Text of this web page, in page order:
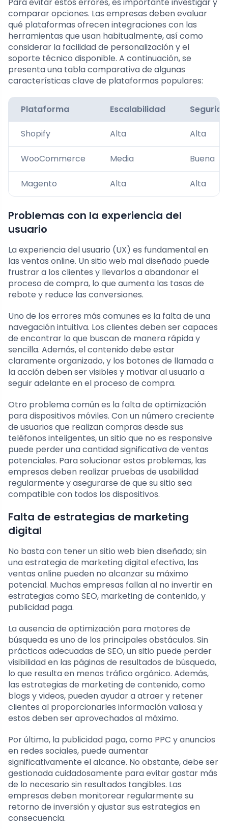
comparar opciones. Las empresas deben evaluar
qué plataformas ofrecen integraciones con las
herramientas que usan habitualmente, así como
considerar la facilidad de personalización y el
soporte técnico disponible. A continuación, se
presenta una tabla comparativa de algunas
características clave de plataformas populares:
Plataforma Escalabilidad
Shopify Alta Alta
WooCommerce Media Buena
Magento Alta Alta
Problemas con la experiencia del
usuario
La experiencia del usuario (UX) es fundamental en
las ventas online. Un sitio web mal diseñado puede
frustrar a los clientes y llevarlos a abandonar el
proceso de compra, lo que aumenta las tasas de
rebote y reduce las conversiones.
Uno de los errores más comunes es la falta de una
navegación intuitiva. Los clientes deben ser capaces
de encontrar lo que buscan de manera rápida y
sencilla. Además, el contenido debe estar
claramente organizado, y los botones de llamada a
la acción deben ser visibles y motivar al usuario a
seguir adelante en el proceso de compra.
Otro problema común es la falta de optimización
para dispositivos móviles. Con un número creciente
de usuarios que realizan compras desde sus
teléfonos inteligentes, un sitio que no es responsive
puede perder una cantidad significativa de ventas
potenciales. Para solucionar estos problemas, las
empresas deben realizar pruebas de usabilidad
regularmente y asegurarse de que su sitio sea
compatible con todos los dispositivos.
Falta de estrategias de marketing
digital
No basta con tener un sitio web bien diseñado; sin
una estrategia de marketing digital efectiva, las
ventas online pueden no alcanzar su máximo
potencial. Muchas empresas fallan al no invertir en
estrategias como SEO, marketing de contenido, y
publicidad paga.
La ausencia de optimización para motores de
búsqueda es uno de los principales obstáculos. Sin
prácticas adecuadas de SEO, un sitio puede perder
visibilidad en las páginas de resultados de búsqueda,
lo que resulta en menos tráfico orgánico. Además,
las estrategias de marketing de contenido, como
blogs y videos, pueden ayudar a atraer y retener
clientes al proporcionarles información valiosa y
estos deben ser aprovechados al máximo.
Por último, la publicidad paga, como PPC y anuncios
en redes sociales, puede aumentar
significativamente el alcance. No obstante, debe ser
gestionada cuidadosamente para evitar gastar más
de lo necesario sin resultados tangibles. Las
empresas deben monitorear regularmente su
retorno de inversión y ajustar sus estrategias en
consecuencia.